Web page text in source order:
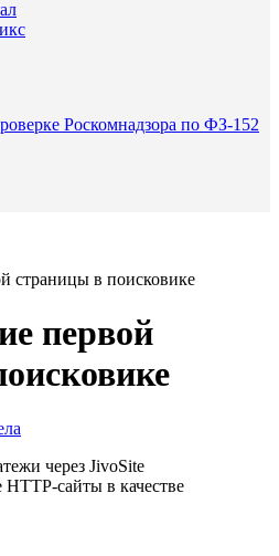
Роскомнадзора по ФЗ-152
страницы в поисковике
первой
через JivoSite
сайты в качестве